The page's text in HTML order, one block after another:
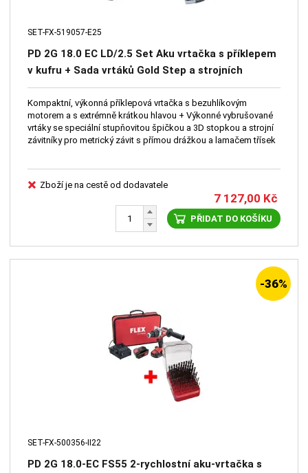
SET-FX-519057-E25
PD 2G 18.0 EC LD/2.5 Set Aku vrtačka s příklepem
v kufru + Sada vrtáků Gold Step a strojních
závitníků CZZ1500
Kompaktní, výkonná příklepová vrtačka s bezuhlíkovým
motorem a s extrémně krátkou hlavou + Výkonné vybrušované
vrtáky se speciální stupňovitou špičkou a 3D stopkou a strojní
závitníky pro metrický závit s přímou drážkou a lamačem třísek
Zboží je na cestě od dodavatele
7 127,00 Kč
PŘIDAT DO KOŠÍKU
-36%
SET-FX-500356-II22
PD 2G 18.0-EC FS55 2-rychlostní aku-vrtačka s